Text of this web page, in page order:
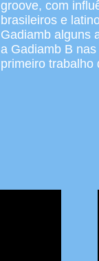
groove, com
brasileiros e
Gadiamb alguns
a Gadiamb B
primeiro trabalho